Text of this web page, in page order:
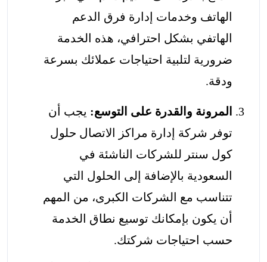
الهاتف وخدمات إدارة فرق الدعم
الهاتفي بشكل احترافي، هذه الخدمة
ضرورية لتلبية احتياجات عملائك بسرعة
ودقة.
المرونة والقدرة على التوسع: يجب أن
توفر شركة إدارة مراكز الاتصال حلول
كول سنتر للشركات الناشئة في
السعودية بالإضافة إلى الحلول التي
تتناسب مع الشركات الكبرى، من المهم
أن يكون بإمكانك توسيع نطاق الخدمة
حسب احتياجات شركتك.